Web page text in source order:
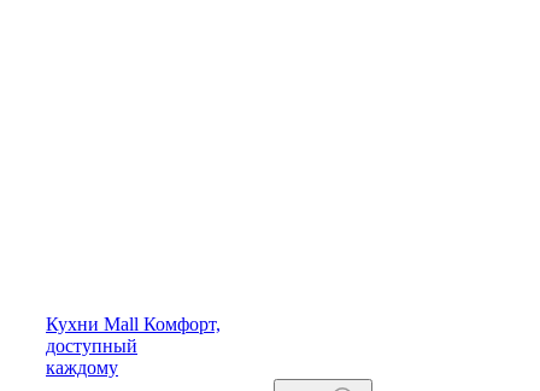
Кухни Mall Комфорт,
доступный
каждому